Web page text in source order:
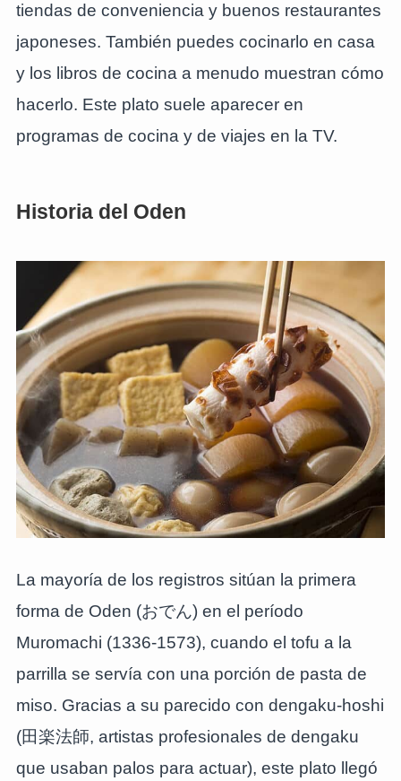
tiendas de conveniencia y buenos restaurantes
japoneses. También puedes cocinarlo en casa
y los libros de cocina a menudo muestran cómo
hacerlo. Este plato suele aparecer en
programas de cocina y de viajes en la TV.
Historia del Oden
La mayoría de los registros sitúan la primera
forma de Oden (おでん) en el período
Muromachi (1336-1573), cuando el tofu a la
parrilla se servía con una porción de pasta de
miso. Gracias a su parecido con dengaku-hoshi
(田楽法師, artistas profesionales de dengaku
que usaban palos para actuar), este plato llegó